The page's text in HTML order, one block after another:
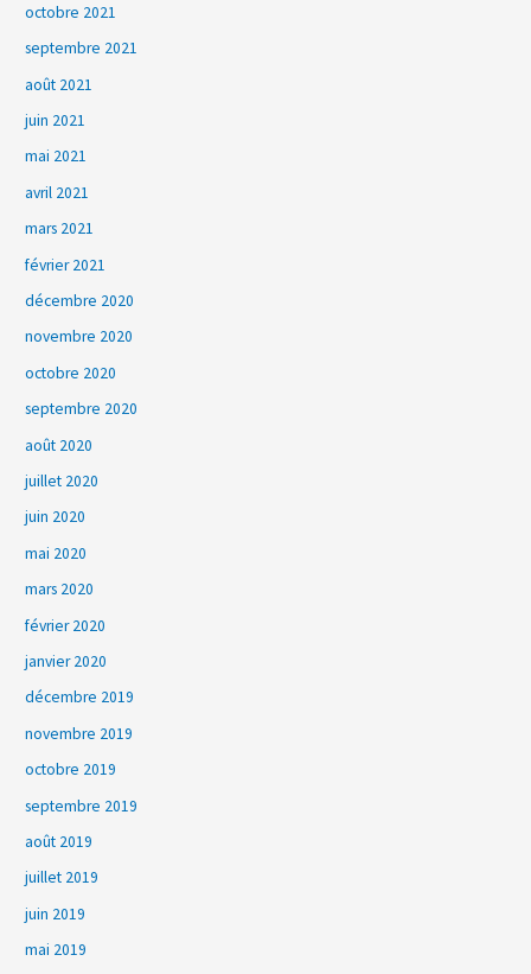
octobre 2021
septembre 2021
août 2021
juin 2021
mai 2021
avril 2021
mars 2021
février 2021
décembre 2020
novembre 2020
octobre 2020
septembre 2020
août 2020
juillet 2020
juin 2020
mai 2020
mars 2020
février 2020
janvier 2020
décembre 2019
novembre 2019
octobre 2019
septembre 2019
août 2019
juillet 2019
juin 2019
mai 2019